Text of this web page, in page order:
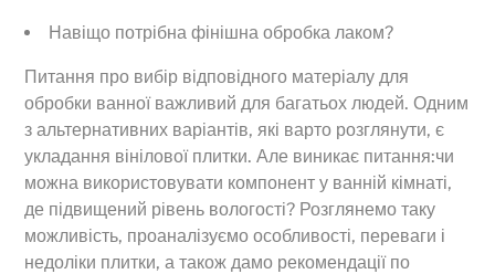
Навіщо потрібна фінішна обробка лаком?
Питання про вибір відповідного матеріалу для
обробки ванної важливий для багатьох людей. Одним
з альтернативних варіантів, які варто розглянути, є
укладання вінілової плитки. Але виникає питання:чи
можна використовувати компонент у ванній кімнаті,
де підвищений рівень вологості? Розглянемо таку
можливість, проаналізуємо особливості, переваги і
недоліки плитки, а також дамо рекомендації по